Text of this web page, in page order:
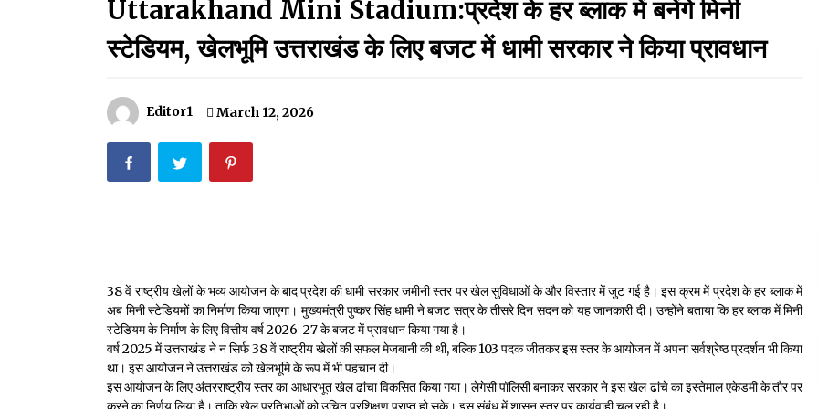
मदरसों का नाम अब्दुल कलाम के नाम पर रखने की घोषणा
December 18, 2023
September 7, 2023
May 14, 2022
Uttarakhand Mini Stadium:प्रदेश के हर ब्लाक में बनेंगे मिनी
स्टेडियम, खेलभूमि उत्तराखंड के लिए बजट में धामी सरकार ने किया प्रावधान
Editor1 March 12, 2026
38 वें राष्ट्रीय खेलों के भव्य आयोजन के बाद प्रदेश की धामी सरकार जमीनी स्तर पर खेल सुविधाओं के और विस्तार में जुट गई है। इस क्रम में प्रदेश के हर ब्लाक में
अब मिनी स्टेडियमों का निर्माण किया जाएगा। मुख्यमंत्री पुष्कर सिंह धामी ने बजट सत्र के तीसरे दिन सदन को यह जानकारी दी। उन्होंने बताया कि हर ब्लाक में मिनी
स्टेडियम के निर्माण के लिए वित्तीय वर्ष 2026-27 के बजट में प्रावधान किया गया है।
वर्ष 2025 में उत्तराखंड ने न सिर्फ 38 वें राष्ट्रीय खेलों की सफल मेजबानी की थी, बल्कि 103 पदक जीतकर इस स्तर के आयोजन में अपना सर्वश्रेष्ठ प्रदर्शन भी किया
था। इस आयोजन ने उत्तराखंड को खेलभूमि के रूप में भी पहचान दी।
इस आयोजन के लिए अंतरराष्ट्रीय स्तर का आधारभूत खेल ढांचा विकसित किया गया। लेगेसी पॉलिसी बनाकर सरकार ने इस खेल ढांचे का इस्तेमाल एकेडमी के तौर पर